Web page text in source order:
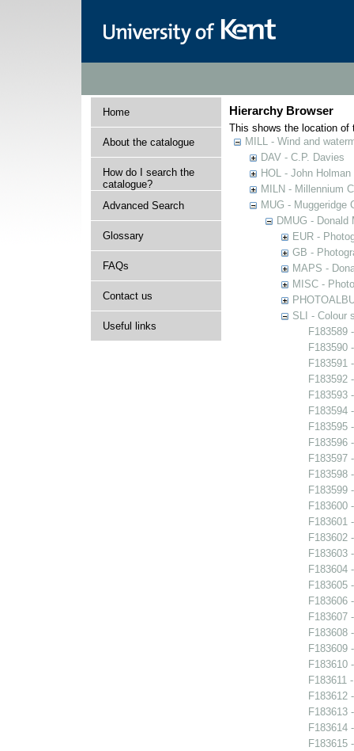
Home
About the catalogue
How do I search the
catalogue?
Advanced Search
Glossary
FAQs
Contact us
Useful links
Hierarchy Browser
This shows the location of
MILL - Wind and
DAV - C.P. Davies
HOL - John
MILN - Millennium
MUG - Muggeridge
DMUG - Donald
EUR -
GB -
MAPS -
MISC -
SLI - Colour
F183589
F183590
F183591
F183592
F183593
F183594
F183595
F183596
F183597
F183598
F183599
F183600
F183601
F183602
F183603
F183604
F183605
F183606
F183607
F183608
F183609
F183610
F183611
F183612
F183613
F183614
F183615